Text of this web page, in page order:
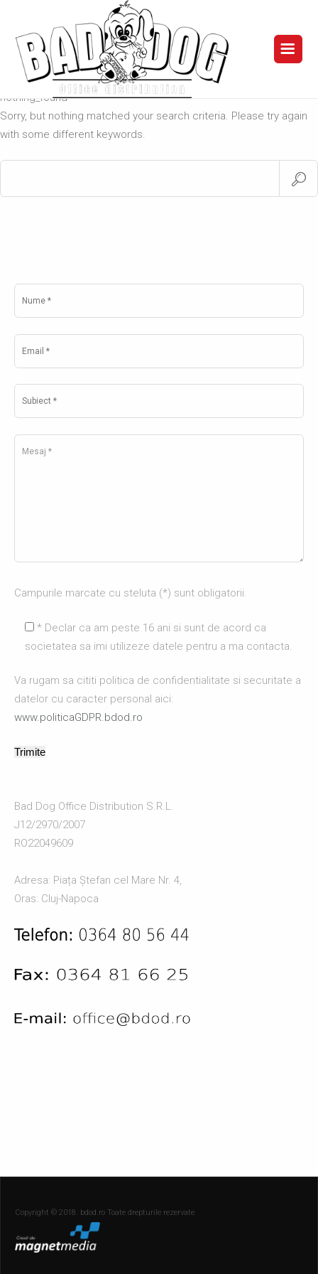
NOTHING FOUND
nothing_found
Sorry, but nothing matched your search criteria. Please try again
with some different keywords.
Campurile marcate cu steluta (*) sunt obligatorii.
* Declar ca am peste 16 ani si sunt de acord ca
societatea sa imi utilizeze datele pentru a ma contacta.
Va rugam sa cititi politica de confidentialitate si securitate a
datelor cu caracter personal aici:
www.politicaGDPR.bdod.ro
Bad Dog Office Distribution S.R.L.
J12/2970/2007
RO22049609
Adresa: Piața Ștefan cel Mare Nr. 4,
Oras: Cluj-Napoca
Copyright © 2018. bdod.ro Toate drepturile rezervate